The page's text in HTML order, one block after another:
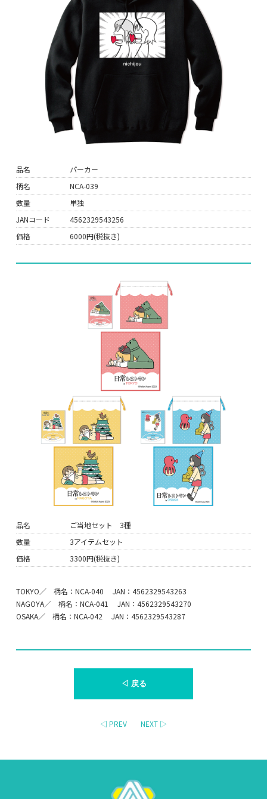
品名
パーカー
柄名
NCA-039
数量
単独
JANコード
4562329543256
価格
6000円(税抜き)
品名
ご当地セット 3種
数量
3アイテムセット
価格
3300円(税抜き)
TOKYO／ 柄名：NCA-040 JAN：4562329543263
NAGOYA／ 柄名：NCA-041 JAN：4562329543270
OSAKA／ 柄名：NCA-042 JAN：4562329543287
◁ 戻る
◁ PREV NEXT ▷